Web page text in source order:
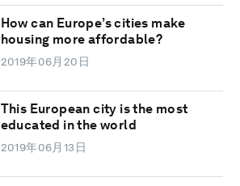
How can Europe’s cities make
housing more affordable?
2019年06月20日
This European city is the most
educated in the world
2019年06月13日